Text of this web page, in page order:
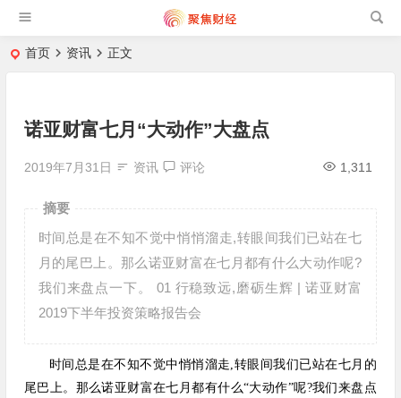
首页 资讯 正文
诺亚财富七月“大动作”大盘点
2019年7月31日 资讯 评论 1,311
摘要
时间总是在不知不觉中悄悄溜走,转眼间我们已站在七
月的尾巴上。那么诺亚财富在七月都有什么大动作呢?
我们来盘点一下。 01 行稳致远,磨砺生辉 | 诺亚财富
2019下半年投资策略报告会
时间总是在不知不觉中悄悄溜走,转眼间我们已站在七月的
尾巴上。那么诺亚财富在七月都有什么“大动作”呢?我们来盘点